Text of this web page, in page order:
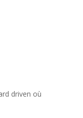
driven où